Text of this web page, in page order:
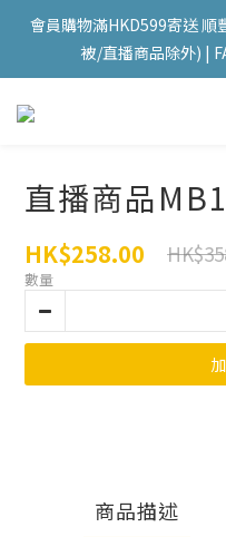
會員購物滿HKD599寄送 順
被/直播商品除外) |
會員購物滿HKD599寄送 順
被/直播商品除外) |
每星期韓國直送香港
會員購物滿HKD599寄送 順
被/直播商品除外) |
直播商品
HK$258.00
數量
商品描述